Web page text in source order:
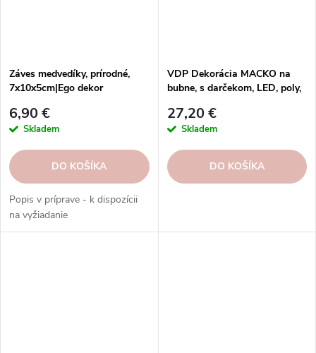
Záves medvedíky, prírodné,
7x10x5cm|Ego dekor
6,90 €
Skladem
DO KOŠÍKA
Popis v príprave - k dispozícii
na vyžiadanie
VDP Dekorácia MACKO na
bubne, s darčekom, LED, poly,
27,20 €
Skladem
DO KOŠÍKA